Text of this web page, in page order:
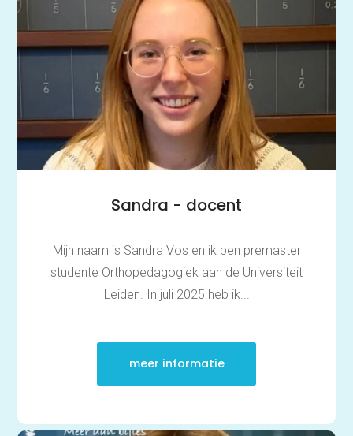
Contact
Over ons
FAQ
zorginstellingen
Tarieven
Vacatures
Rekenen
Technisch lezen
Begrijpend lezen
Intelligentie
Leerpotentie
Leerstrategieën
Beroepskeuzetest
Sandra - docent
Mijn naam is Sandra Vos en ik ben premaster
studente Orthopedagogiek aan de Universiteit
Leiden. In juli 2025 heb ik...
meer informatie